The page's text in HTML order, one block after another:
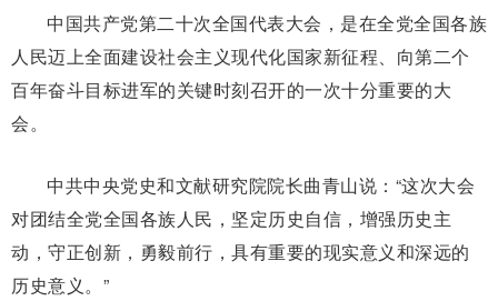
中国共产党第二十次全国代表大会，是在全党全国各族
人民迈上全面建设社会主义现代化国家新征程、向第二个
百年奋斗目标进军的关键时刻召开的一次十分重要的大
会。
中共中央党史和文献研究院院长曲青山说：“这次大会
对团结全党全国各族人民，坚定历史自信，增强历史主
动，守正创新，勇毅前行，具有重要的现实意义和深远的
历史意义。”